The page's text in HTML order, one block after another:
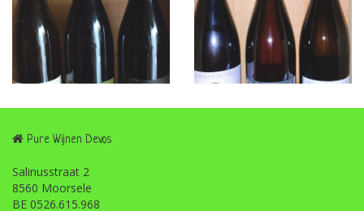
Pure Wijnen Devos
Salinusstraat 2
8560 Moorsele
BE 0526.615.968